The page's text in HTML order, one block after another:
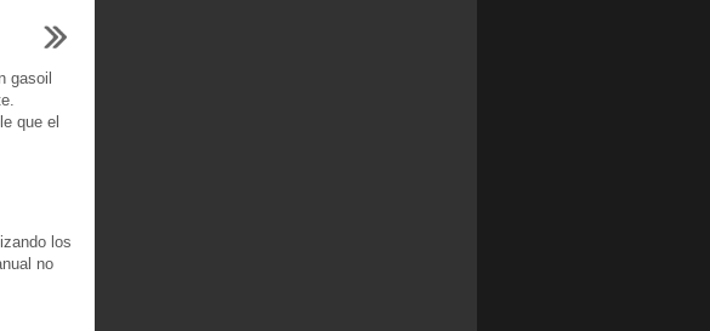
gasoil
que el
los
no